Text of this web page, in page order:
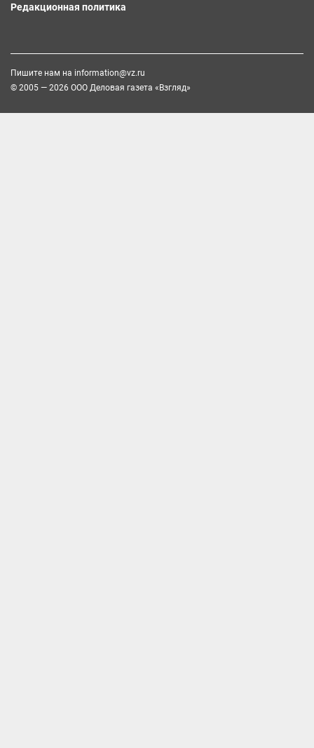
Редакционная политика
Пишите нам на information@vz.ru
© 2005 — 2026 ООО Деловая газета «Взгляд»